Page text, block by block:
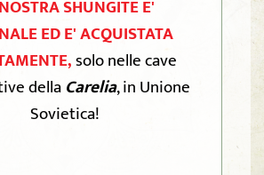
SHUNGITE E'
ED E' ACQUISTATA
solo nelle cave
dellaCarelia, in Unione
Sovietica!